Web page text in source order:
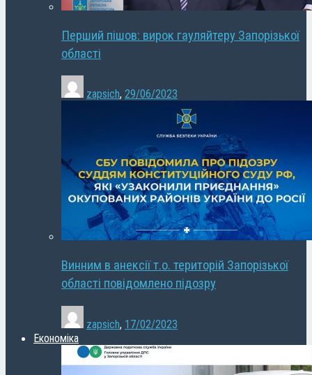
Перший пішов: вирок гауляйтеру Запорізької
області
zapsich, 29/06/2023
Винним в анексії т.о. територій Запорізької
області повідомлено підозру
zapsich, 17/02/2023
Економіка